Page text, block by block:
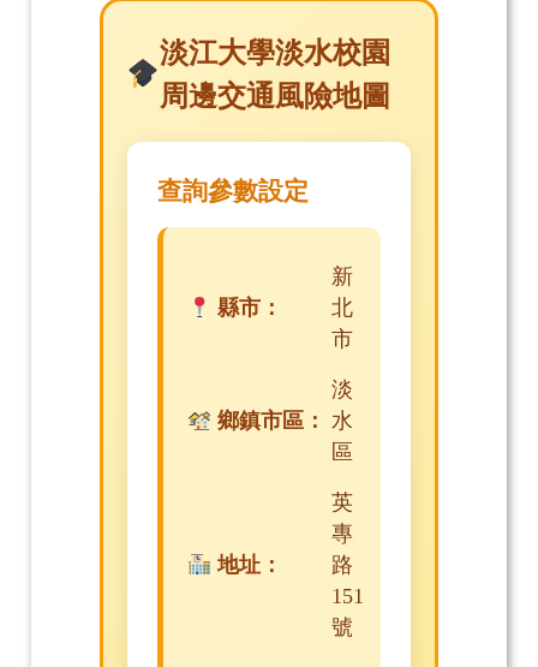
淡江大學淡水校園
周邊交通風險地圖
查詢參數設定
縣市：
新
北
市
鄉鎮市區：
淡
水
區
地址：
英
專
路
151
號